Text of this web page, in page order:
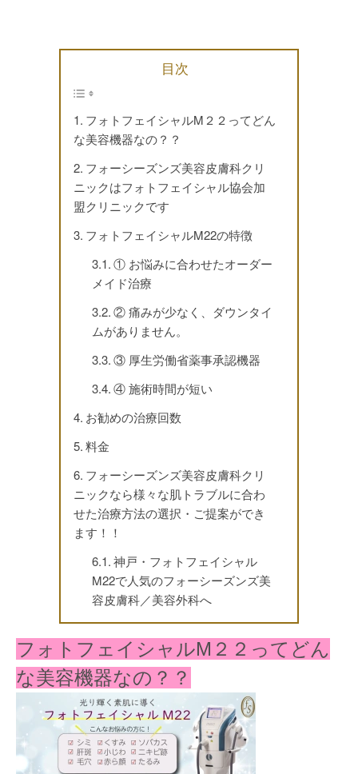
目次
フォトフェイシャルM２２ってどん
な美容機器なの？？
フォーシーズンズ美容皮膚科クリ
ニックはフォトフェイシャル協会加
盟クリニックです
フォトフェイシャルM22の特徴
① お悩みに合わせたオーダー
メイド治療
② 痛みが少なく、ダウンタイ
ムがありません。
③ 厚生労働省薬事承認機器
④ 施術時間が短い
お勧めの治療回数
料金
フォーシーズンズ美容皮膚科クリ
ニックなら様々な肌トラブルに合わ
せた治療方法の選択・ご提案ができ
ます！！
神戸・フォトフェイシャル
M22で人気のフォーシーズンズ美
容皮膚科／美容外科へ
フォトフェイシャルM２２ってどん
な美容機器なの？？